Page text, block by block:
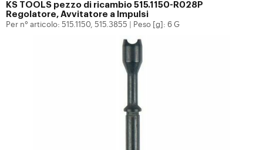
KS TOOLS pezzo di ricambio 515.1150-R028P
Regolatore, Avvitatore a Impulsi
Per n° articolo: 515.1150, 515.3855 Peso [g]: 6 G